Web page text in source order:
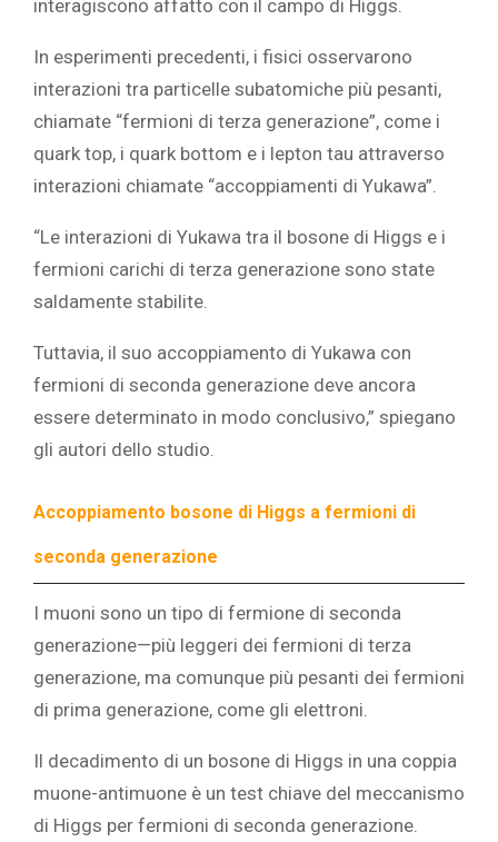
interagiscono affatto con il campo di Higgs.
In esperimenti precedenti, i fisici osservarono
interazioni tra particelle subatomiche più pesanti,
chiamate “fermioni di terza generazione”, come i
quark top, i quark bottom e i lepton tau attraverso
interazioni chiamate “accoppiamenti di Yukawa”.
“Le interazioni di Yukawa tra il bosone di Higgs e i
fermioni carichi di terza generazione sono state
saldamente stabilite.
Tuttavia, il suo accoppiamento di Yukawa con
fermioni di seconda generazione deve ancora
essere determinato in modo conclusivo,” spiegano
gli autori dello studio.
Accoppiamento bosone di Higgs a fermioni di
seconda generazione
I muoni sono un tipo di fermione di seconda
generazione—più leggeri dei fermioni di terza
generazione, ma comunque più pesanti dei fermioni
di prima generazione, come gli elettroni.
Il decadimento di un bosone di Higgs in una coppia
muone-antimuone è un test chiave del meccanismo
di Higgs per fermioni di seconda generazione.